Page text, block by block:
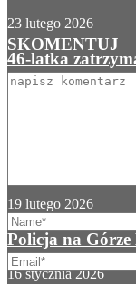
23 lutego 2026
46-latka
kontenera na...
Ciężarówka
19 lutego 2026
Policja na Górze
16 stycznia 2026
SKOMENTUJ